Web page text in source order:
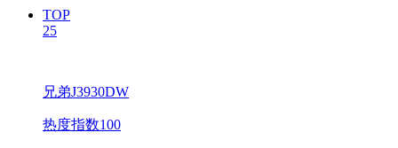
TOP
25
兄弟J3930DW
热度指数100